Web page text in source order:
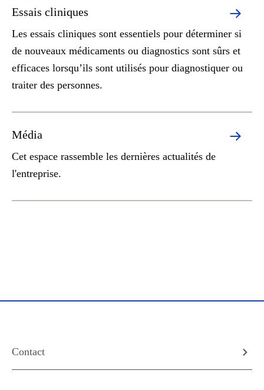
Essais cliniques
Les essais cliniques sont essentiels pour déterminer si
de nouveaux médicaments ou diagnostics sont sûrs et
efficaces lorsqu’ils sont utilisés pour diagnostiquer ou
traiter des personnes.
Média
Cet espace rassemble les dernières actualités de
l'entreprise.
Contact